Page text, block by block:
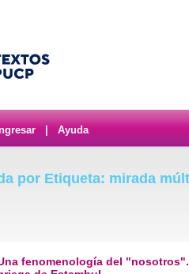
Ayuda
por Etiqueta: mirada
fenomenología del